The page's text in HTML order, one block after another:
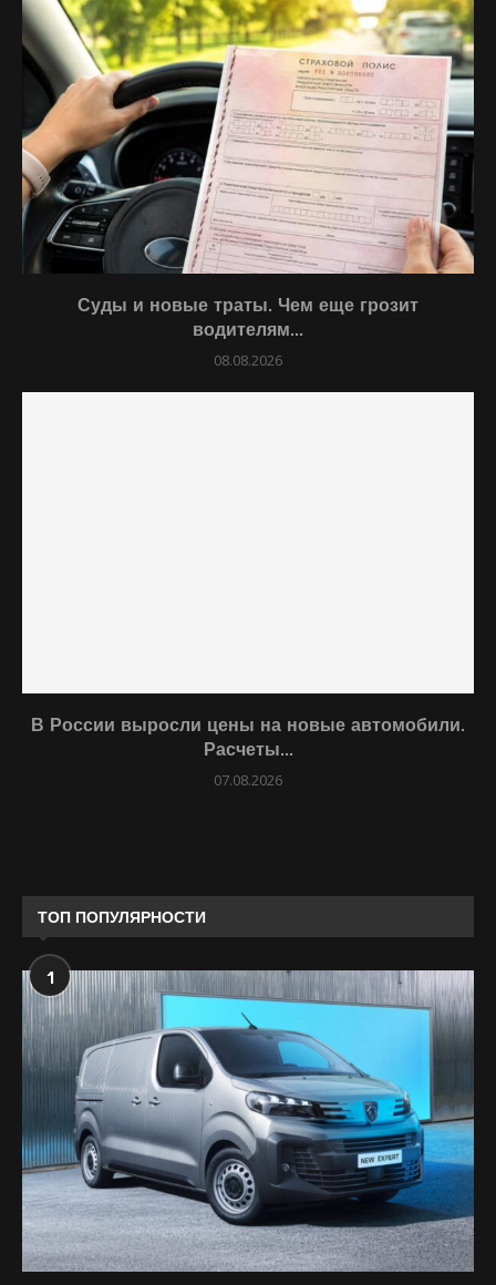
Суды и новые траты. Чем еще грозит
водителям...
08.08.2026
В России выросли цены на новые автомобили.
Расчеты...
07.08.2026
ТОП ПОПУЛЯРНОСТИ
1